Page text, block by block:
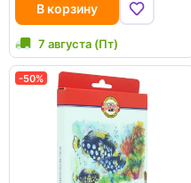
В корзину
7 августа (Пт)
-50%